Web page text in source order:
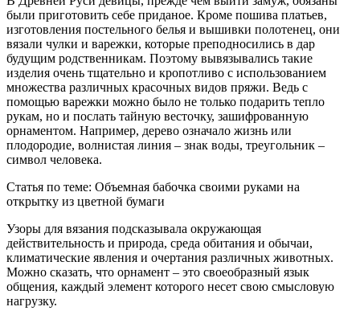
были приготовить себе приданое. Кроме пошива платьев,
изготовления постельного белья и вышивки полотенец, они
вязали чулки и варежки, которые преподносились в дар
будущим родственникам. Поэтому вывязывались такие
изделия очень тщательно и кропотливо с использованием
множества различных красочных видов пряжи. Ведь с
помощью варежки можно было не только подарить тепло
рукам, но и послать тайную весточку, зашифрованную
орнаментом. Например, дерево означало жизнь или
плодородие, волнистая линия – знак воды, треугольник –
символ человека.
Статья по теме: Объемная бабочка своими руками на
открытку из цветной бумаги
Узоры для вязания подсказывала окружающая
действительность и природа, среда обитания и обычаи,
климатические явления и очертания различных животных.
Можно сказать, что орнамент – это своеобразный язык
общения, каждый элемент которого несет свою смысловую
нагрузку.